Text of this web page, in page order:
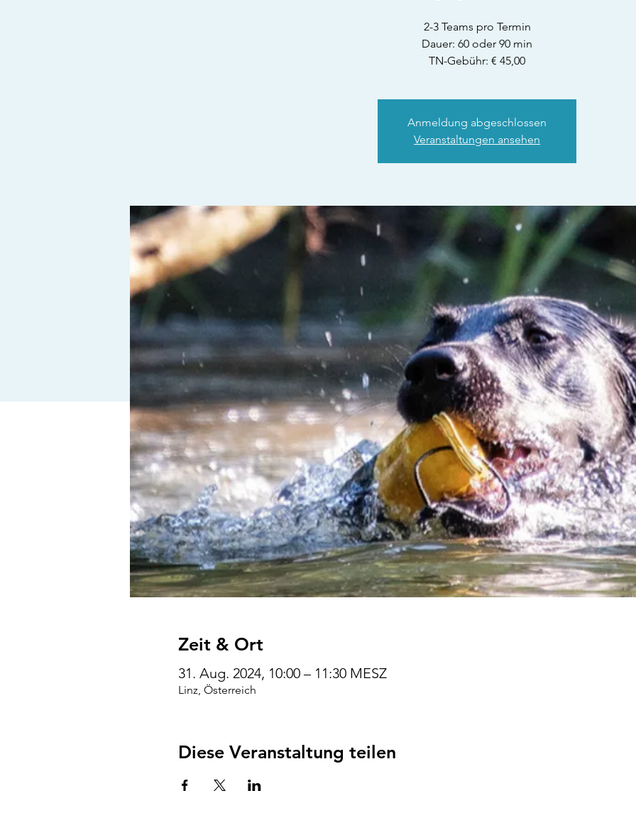
2-3 Teams pro Termin
Dauer: 60 oder 90 min
TN-Gebühr: € 45,00
Anmeldung abgeschlossen
Veranstaltungen ansehen
Zeit & Ort
31. Aug. 2024, 10:00 – 11:30 MESZ
Linz, Österreich
Diese Veranstaltung teilen